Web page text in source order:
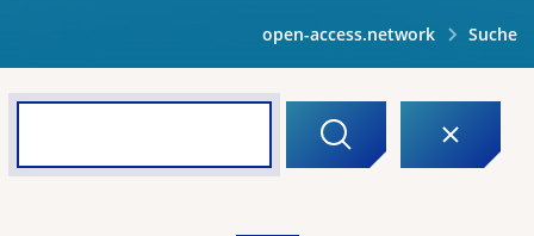
open-access.network Suche